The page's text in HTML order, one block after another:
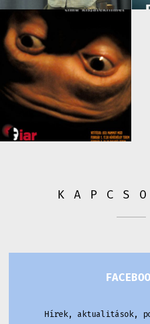
Hírek, aktualitások,